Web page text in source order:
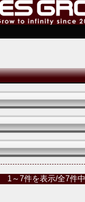
1～7件を表示/全7件中